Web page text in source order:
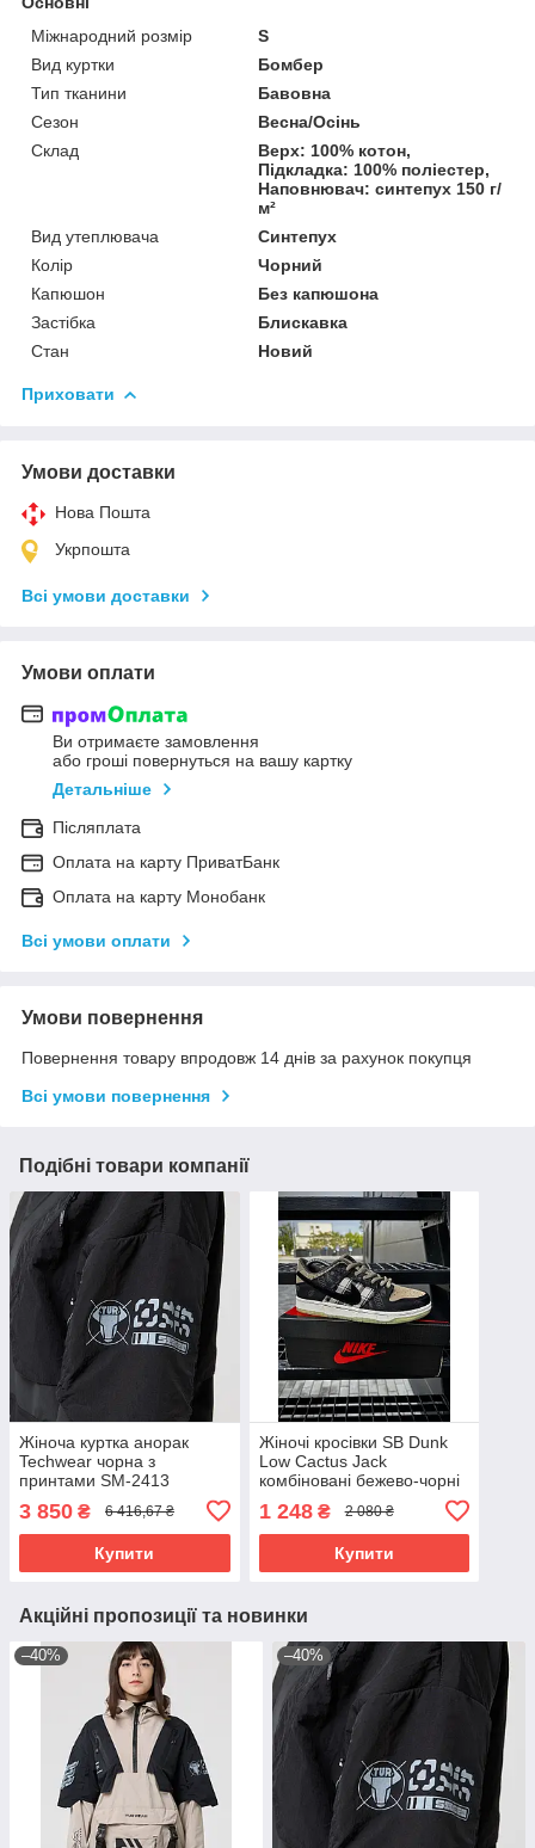
Міжнародний розмір
S
Вид куртки
Бомбер
Тип тканини
Бавовна
Сезон
Весна/Осінь
Склад
Верх: 100% котон,
Підкладка: 100% поліестер,
Наповнювач: синтепух 150 г/
м²
Вид утеплювача
Синтепух
Колір
Чорний
Капюшон
Без капюшона
Застібка
Блискавка
Стан
Новий
Приховати
Умови доставки
Нова Пошта
Укрпошта
Всі умови доставки
Умови оплати
Ви отримаєте замовлення
або гроші повернуться на вашу картку
Детальніше
Післяплата
Оплата на карту ПриватБанк
Оплата на карту Монобанк
Всі умови оплати
Умови повернення
Повернення товару впродовж 14 днів за рахунок покупця
Всі умови повернення
Подібні товари компанії
Жіноча куртка анорак
Techwear чорна з
принтами SM-2413
3 850 ₴ 6 416,67 ₴
Купити
Жіночі кросівки SB Dunk
Low Cactus Jack
комбіновані бежево-чорні
1 248₴ 2 080 ₴
Купити
Акційні пропозиції та новинки
–40% –40%